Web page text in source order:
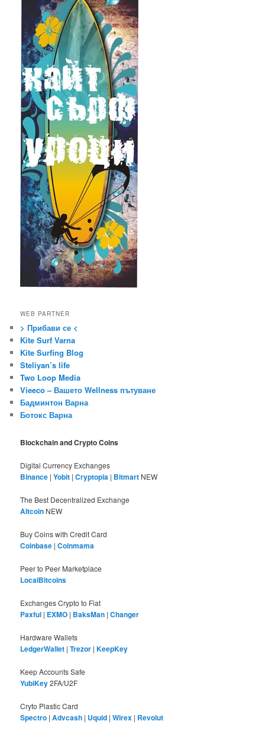
WEB PARTNER
> Прибави се <
Kite Surf Varna
Kite Surfing Blog
Steliyan’s life
Two Loop Media
Vieeco – Вашето Wellness пътуване
Бадминтон Варна
Ботокс Варна
Blockchain and Crypto Coins
Digital Currency Exchanges
Binance |Yobit |Cryptopia | Bitmart NEW
The Best Decentralized Exchange
Altcoin NEW
Buy Coins with Credit Card
Coinbase |Coinmama
Peer to Peer Marketplace
LocalBitcoins
Exchanges Crypto to Fiat
Paxful | EXMO | BaksMan |Changer
Hardware Wallets
LedgerWallet |Trezor |KeepKey
Keep Accounts Safe
YubiKey2FA/U2F
Cryto Plastic Card
Spectro |Advcash | Uquid |Wirex | Revolut